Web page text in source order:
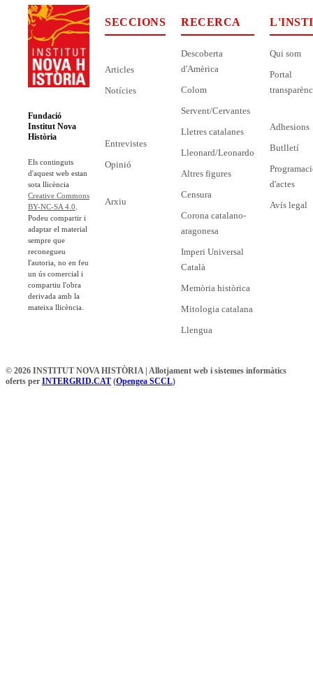
Fundació
Institut Nova
Història
Els continguts
d'aquest web estan
sota llicència
Creative Commons
BY-NC-SA 4.0
Podeu compartir i
adaptar el material
sempre que
reconegueu
l'autoria, no en feu
un ús comercial i
compartiu l'obra
derivada amb la
mateixa llicència.
SECCIONS
Articles
Notícies
Entrevistes
Opinió
Arxiu
RECERCA
Descoberta
d'Amèrica
Colom
Servent/Cervantes
Lletres catalanes
Lleonard/Leonardo
Altres figures
Censura
Corona catalano-
aragonesa
Imperi Universal
Català
Memòria històrica
Mitologia catalana
Llengua
Qui som
Portal
Adhesions
Butlletí
d'actes
Avís legal
© 2026 INSTITUT NOVA HISTÒRIA | Allotjament web i sistemes informàtics
oferts per INTERGRID.CAT (Opengea SCCL)